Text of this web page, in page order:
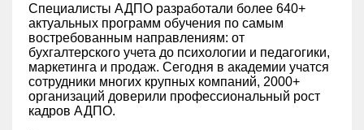
Специалисты АДПО разработали более 640+
актуальных программ обучения по самым
востребованным направлениям: от
бухгалтерского учета до психологии и педагогики,
маркетинга и продаж. Сегодня в академии учатся
сотрудники многих крупных компаний, 2000+
организаций доверили профессиональный рост
кадров АДПО.